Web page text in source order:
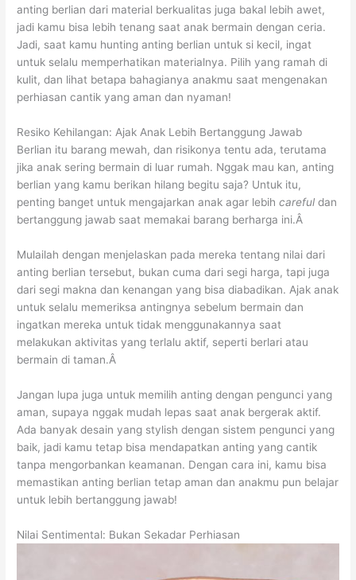
anting berlian dari material berkualitas juga bakal lebih awet,
jadi kamu bisa lebih tenang saat anak bermain dengan ceria.
Jadi, saat kamu hunting anting berlian untuk si kecil, ingat
untuk selalu memperhatikan materialnya. Pilih yang ramah di
kulit, dan lihat betapa bahagianya anakmu saat mengenakan
perhiasan cantik yang aman dan nyaman!
Resiko Kehilangan: Ajak Anak Lebih Bertanggung Jawab
Berlian itu barang mewah, dan risikonya tentu ada, terutama
jika anak sering bermain di luar rumah. Nggak mau kan, anting
berlian yang kamu berikan hilang begitu saja? Untuk itu,
penting banget untuk mengajarkan anak agar lebih careful dan
bertanggung jawab saat memakai barang berharga ini.Â
Mulailah dengan menjelaskan pada mereka tentang nilai dari
anting berlian tersebut, bukan cuma dari segi harga, tapi juga
dari segi makna dan kenangan yang bisa diabadikan. Ajak anak
untuk selalu memeriksa antingnya sebelum bermain dan
ingatkan mereka untuk tidak menggunakannya saat
melakukan aktivitas yang terlalu aktif, seperti berlari atau
bermain di taman.Â
Jangan lupa juga untuk memilih anting dengan pengunci yang
aman, supaya nggak mudah lepas saat anak bergerak aktif.
Ada banyak desain yang stylish dengan sistem pengunci yang
baik, jadi kamu tetap bisa mendapatkan anting yang cantik
tanpa mengorbankan keamanan. Dengan cara ini, kamu bisa
memastikan anting berlian tetap aman dan anakmu pun belajar
untuk lebih bertanggung jawab!
Nilai Sentimental: Bukan Sekadar Perhiasan